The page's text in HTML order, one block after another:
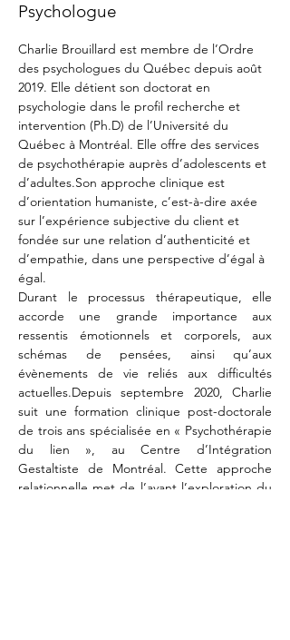
Psychologue
Charlie Brouillard est membre de l’Ordre
des psychologues du Québec depuis août
2019. Elle détient son doctorat en
psychologie dans le profil recherche et
intervention (Ph.D) de l’Université du
Québec à Montréal. Elle offre des services
de psychothérapie auprès d’adolescents et
d’adultes.Son approche clinique est
d’orientation humaniste, c’est-à-dire axée
sur l’expérience subjective du client et
fondée sur une relation d’authenticité et
d’empathie, dans une perspective d’égal à
égal.
Durant le processus thérapeutique, elle
accorde une grande importance aux
ressentis émotionnels et corporels, aux
schémas de pensées, ainsi qu’aux
évènements de vie reliés aux difficultés
actuelles.Depuis septembre 2020, Charlie
suit une formation clinique post-doctorale
de trois ans spécialisée en « Psychothérapie
du lien », au Centre d’Intégration
Gestaltiste de Montréal. Cette approche
relationnelle met de l’avant l’exploration du